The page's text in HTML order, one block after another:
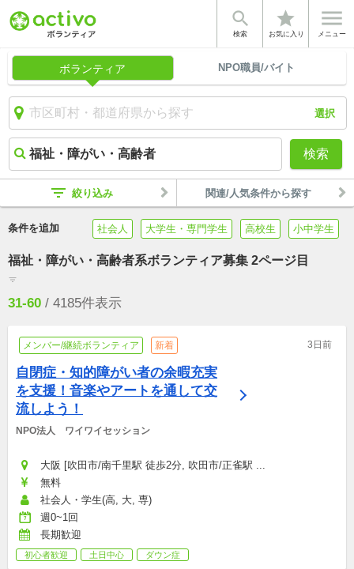

検索
star
お気に入り

メニュー
ボランティア NPO職員/バイト
選択
検索
filter_list 絞り込み 関連/人気条件から探す
条件を追加 社会人 大学生・専門学生 高校生 小中学生
福祉・障がい・高齢者系ボランティア募集 2ページ目
filter_list
31-60 / 4185件表示
メンバー/継続ボランティア 新着 3日前
自閉症・知的障がい者の余暇充実
を支援！音楽やアートを通して交
流しよう！
NPO法人　ワイワイセッション
大阪 [吹田市/南千里駅 徒歩2分, 吹田市/正雀駅 ...
無料
社会人・学生(高, 大, 専)
週0~1回
長期歓迎
初心者歓迎 土日中心 ダウン症